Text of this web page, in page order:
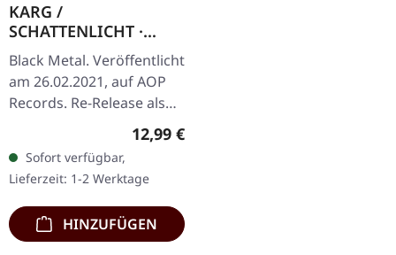
KARG /
SCHATTENLICHT ·
Trümmermensch |
DIGIPAK CD
Black Metal. Veröffentlicht
am 26.02.2021, auf AOP
Records. Re-Release als
DigiPak. Diese Split-
Veröffentlichung bringt
zwei von Deutschlands…
Regulärer Preis:
12,99 €
Sofort verfügbar,
Lieferzeit: 1-2 Werktage
HINZUFÜGEN